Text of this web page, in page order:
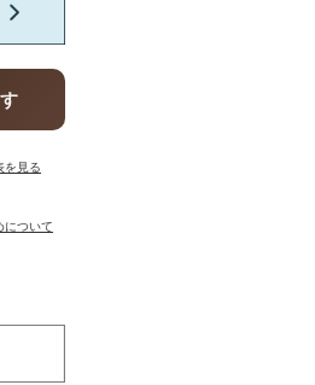
を見る
について